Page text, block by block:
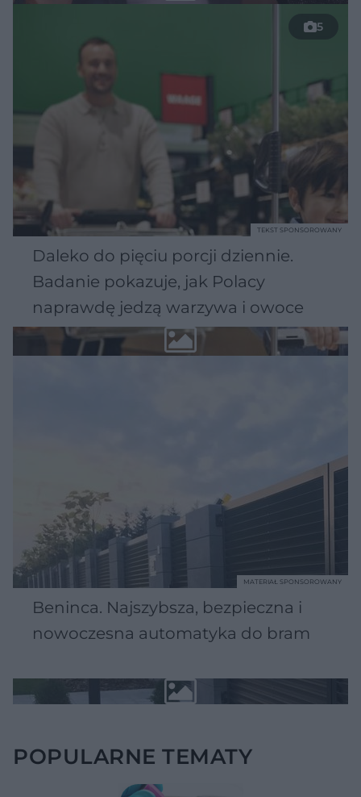
5
Daleko do pięciu porcji dziennie.
Badanie pokazuje, jak Polacy
naprawdę jedzą warzywa i owoce
TEKST SPONSOROWANY
Beninca. Najszybsza, bezpieczna i
nowoczesna automatyka do bram
MATERIAŁ SPONSOROWANY
POPULARNE TEMATY